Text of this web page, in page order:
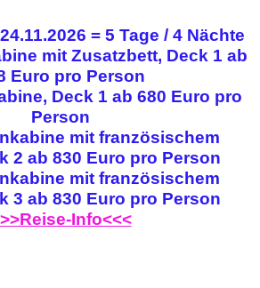
= 5 Tage / 4 Nächte
mit Zusatzbett, Deck 1 ab
Euro pro Person
Deck 1 ab 680 Euro pro
Person
mit französischem
2 ab 830 Euro pro Person
mit französischem
3 ab 830 Euro pro Person
Info<<<